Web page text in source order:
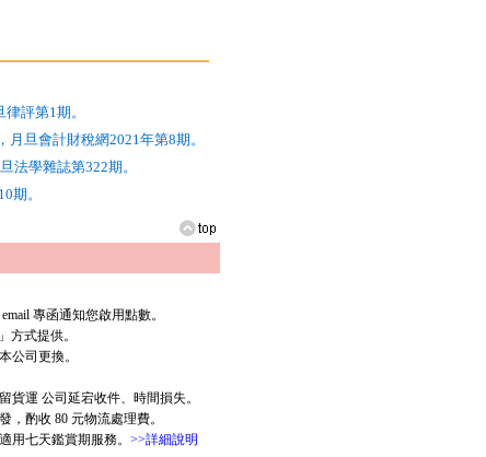
評第1期。
旦會計財稅網2021年第8期。
法學雜誌第322期。
期。
專函通知您啟用點數。
方式提供。
公司更換。
運 公司延宕收件、時間損失。
酌收 80 元物流處理費。
用七天鑑賞期服務。 >>詳細說明